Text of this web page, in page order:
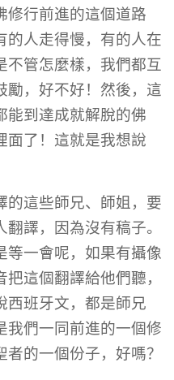
修行前進的這個道路
的人走得慢，有的人在
不管怎麼樣，我們都互
勵，好不好！然後，這
能到達成就解脫的佛
面了！這就是我想說
的這些師兄、師姐，要
譯，因為沒有稿子。
等一會呢，如果有攝像
這個翻譯給他們聽，
西班牙文，都是師兄
我們一同前進的一個修
的一個份子，好嗎？